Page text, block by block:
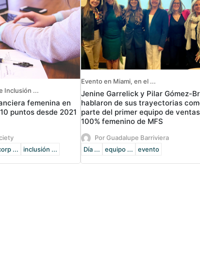
Inclusión ...
femenina en
puntos desde 2021
... inclusión ...
Evento en Miami, en el ...
Jenine Garrelick y Pilar Gómez-
hablaron de sus trayectorias
parte del primer equipo de ventas
100% femenino de MFS
Por Guadalupe Barriviera
Día ...
equipo ... evento